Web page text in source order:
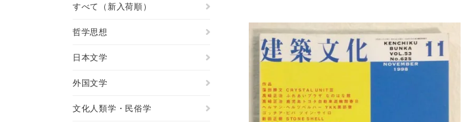
すべて（新入荷順）
哲学思想
日本文学
外国文学
文化人類学・民俗学